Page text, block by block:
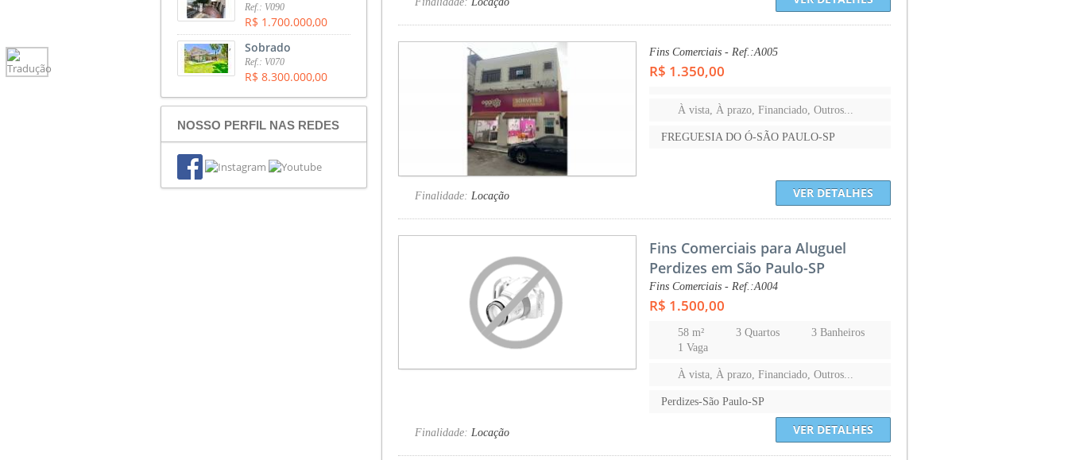
Fins Comerciais - Ref.:A005
R$ 1.350,00
À vista, À prazo, Financiado, Outros...
FREGUESIA DO Ó-SÃO PAULO-SP
Finalidade: Locação VER DETALHES
Fins Comerciais para Aluguel
Perdizes em São Paulo-SP
Fins Comerciais - Ref.:A004
R$ 1.500,00
58 m² 3 Quartos
3 Banheiros
1 Vaga
À vista, À prazo, Financiado, Outros...
Perdizes-São Paulo-SP
Finalidade: Locação VER DETALHES
Ref.: V090
R$ 1.700.000,00
, Sobrado
Ref.: V070
R$ 8.300.000,00
NOSSO PERFIL NAS REDES